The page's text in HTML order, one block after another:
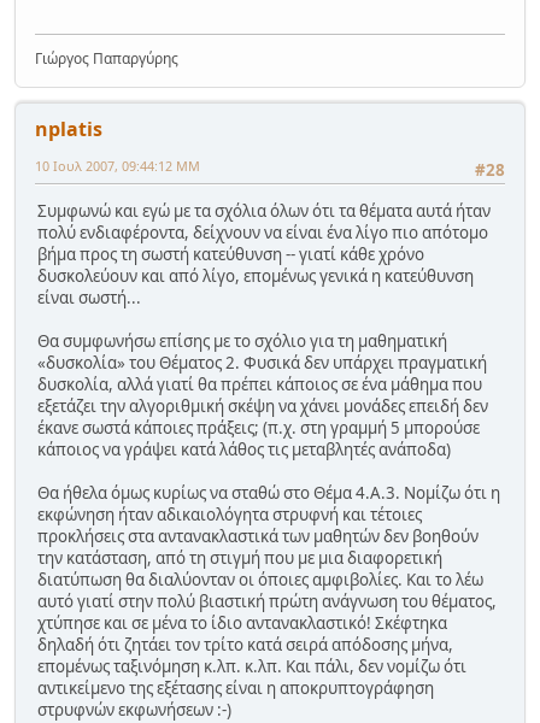
Γιώργος Παπαργύρης
nplatis
#28
10 Ιουλ 2007, 09:44:12 ΜΜ
Συμφωνώ και εγώ με τα σχόλια όλων ότι τα θέματα αυτά ήταν
πολύ ενδιαφέροντα, δείχνουν να είναι ένα λίγο πιο απότομο
βήμα προς τη σωστή κατεύθυνση -- γιατί κάθε χρόνο
δυσκολεύουν και από λίγο, επομένως γενικά η κατεύθυνση
είναι σωστή...
Θα συμφωνήσω επίσης με το σχόλιο για τη μαθηματική
«δυσκολία» του Θέματος 2. Φυσικά δεν υπάρχει πραγματική
δυσκολία, αλλά γιατί θα πρέπει κάποιος σε ένα μάθημα που
εξετάζει την αλγοριθμική σκέψη να χάνει μονάδες επειδή δεν
έκανε σωστά κάποιες πράξεις; (π.χ. στη γραμμή 5 μπορούσε
κάποιος να γράψει κατά λάθος τις μεταβλητές ανάποδα)
Θα ήθελα όμως κυρίως να σταθώ στο Θέμα 4.Α.3. Νομίζω ότι η
εκφώνηση ήταν αδικαιολόγητα στρυφνή και τέτοιες
προκλήσεις στα αντανακλαστικά των μαθητών δεν βοηθούν
την κατάσταση, από τη στιγμή που με μια διαφορετική
διατύπωση θα διαλύονταν οι όποιες αμφιβολίες. Και το λέω
αυτό γιατί στην πολύ βιαστική πρώτη ανάγνωση του θέματος,
χτύπησε και σε μένα το ίδιο αντανακλαστικό! Σκέφτηκα
δηλαδή ότι ζητάει τον τρίτο κατά σειρά απόδοσης μήνα,
επομένως ταξινόμηση κ.λπ. κ.λπ. Και πάλι, δεν νομίζω ότι
αντικείμενο της εξέτασης είναι η αποκρυπτογράφηση
στρυφνών εκφωνήσεων :-)